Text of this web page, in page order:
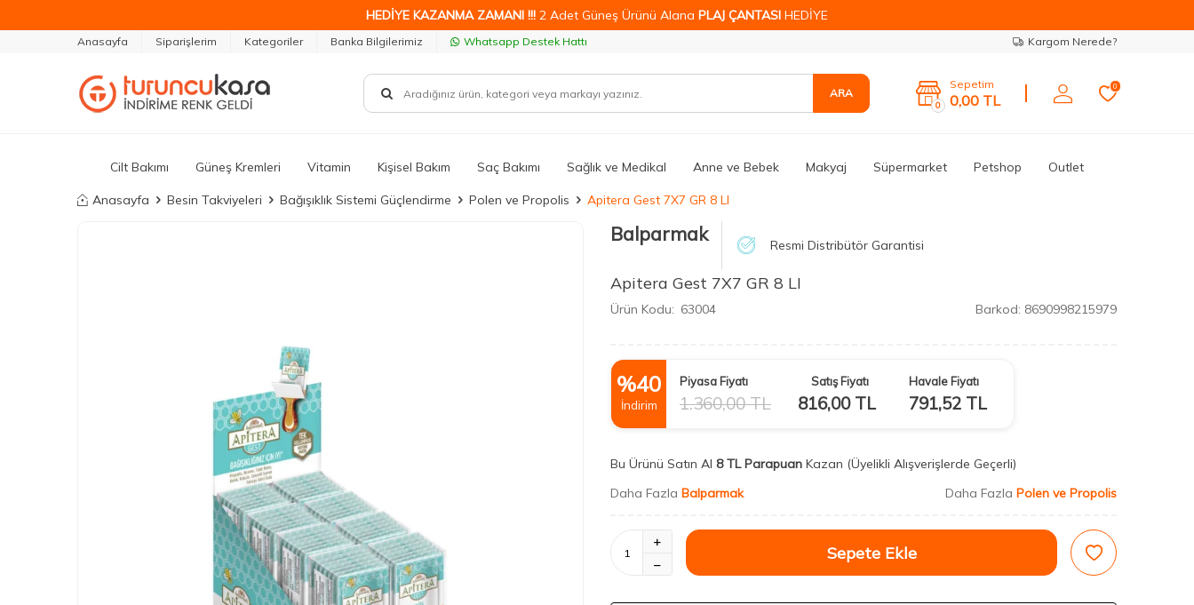
HEDİYE KAZANMA ZAMANI !!! 2 Adet Güneş Ürünü Alana PLAJ ÇANTASI HEDİYE
Anasayfa Siparişlerim Kategoriler Banka Bilgilerimiz Whatsapp Destek Hattı Kargom Nerede?
ARA
0
Sepetim
0,00 TL
0
Cilt Bakımı Güneş Kremleri Vitamin Kişisel Bakım Saç Bakımı Sağlık ve Medikal Anne ve Bebek Makyaj Süpermarket Petshop Outlet
Anasayfa Besin Takviyeleri Bağışıklık Sistemi Güçlendirme Polen ve Propolis Apitera Gest 7X7 GR 8 LI
Balparmak Resmi Distribütör Garantisi
Apitera Gest 7X7 GR 8 LI
Ürün Kodu: 63004 Barkod: 8690998215979
%40
İndirim
Piyasa Fiyatı
1.360,00TL
Satış Fiyatı
816,00TL
Havale Fiyatı
791,52 TL
Bu Ürünü Satın Al 8 TL Parapuan Kazan (Üyelikli Alışverişlerde Geçerli)
Daha Fazla Balparmak Daha Fazla Polen ve Propolis
Sepete Ekle